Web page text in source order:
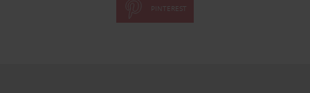
PINTEREST